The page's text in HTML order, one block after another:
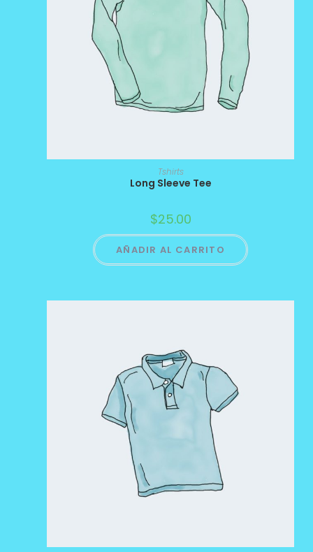
Tshirts
Long Sleeve Tee
$25.00
AÑADIR AL CARRITO